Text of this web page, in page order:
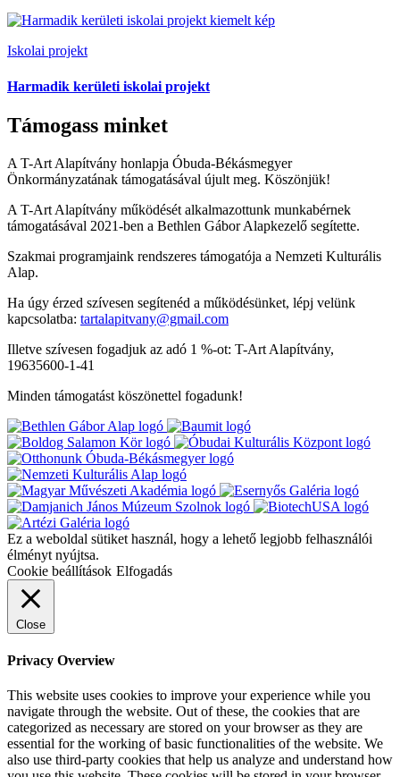
Iskolai projekt
Harmadik kerületi iskolai projekt
Támogass minket
A T-Art Alapítvány honlapja Óbuda-Békásmegyer
Önkormányzatának támogatásával újult meg. Köszönjük!
A T-Art Alapítvány működését alkalmazottunk munkabérnek
támogatásával 2021-ben a Bethlen Gábor Alapkezelő segítette.
Szakmai programjaink rendszeres támogatója a Nemzeti Kulturális
Alap.
Ha úgy érzed szívesen segítenéd a működésünket, lépj velünk
kapcsolatba: tartalapitvany@gmail.com
Illetve szívesen fogadjuk az adó 1 %-ot: T-Art Alapítvány,
19635600-1-41
Minden támogatást köszönettel fogadunk!
Ez a weboldal sütiket használ, hogy a lehető legjobb felhasználói
élményt nyújtsa.
Cookie beállítások Elfogadás
Close
Privacy Overview
This website uses cookies to improve your experience while you
navigate through the website. Out of these, the cookies that are
categorized as necessary are stored on your browser as they are
essential for the working of basic functionalities of the website. We
also use third-party cookies that help us analyze and understand how